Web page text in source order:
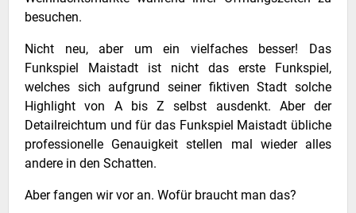
besuchen.
Nicht neu, aber um ein vielfaches besser! Das
Funkspiel Maistadt ist nicht das erste Funkspiel,
welches sich aufgrund seiner fiktiven Stadt solche
Highlight von A bis Z selbst ausdenkt. Aber der
Detailreichtum und für das Funkspiel Maistadt übliche
professionelle Genauigkeit stellen mal wieder alles
andere in den Schatten.
Aber fangen wir vor an. Wofür braucht man das?